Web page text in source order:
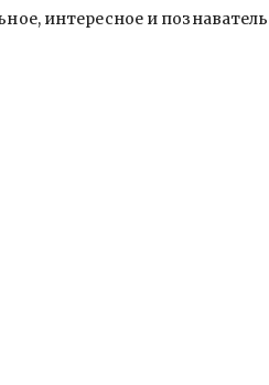
интересное и